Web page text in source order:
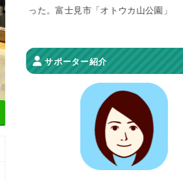
った。富士見市「オトウカ山公園」
サポーター紹介